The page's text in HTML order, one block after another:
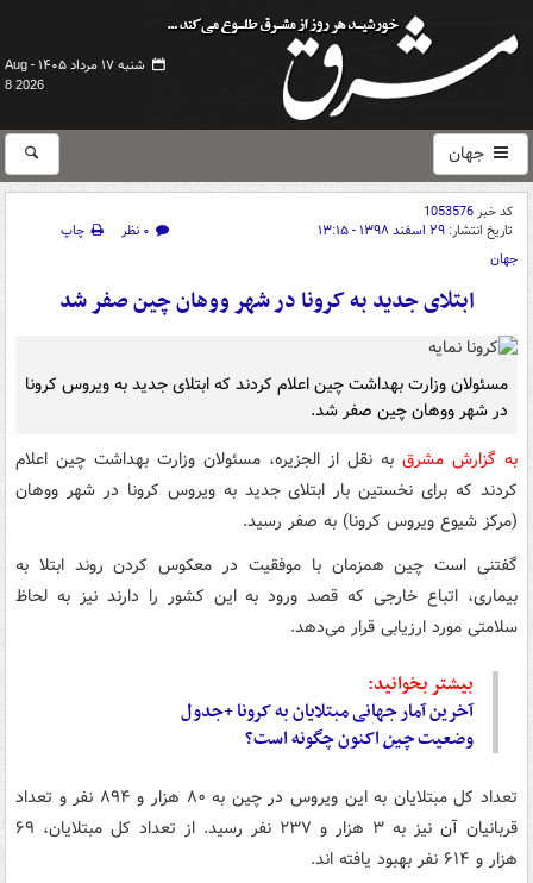
شنبه ۱۷ مرداد ۱۴۰۵ -
Aug
8 2026
جهان
کد خبر1053576
تاریخ انتشار: ۲۹ اسفند ۱۳۹۸ - ۱۳:۱۵ ۰ نظر
چاپ
جهان
ابتلای جدید به کرونا در شهر ووهان چین صفر شد
مسئولان وزارت بهداشت چین اعلام کردند که ابتلای جدید به ویروس کرونا
در شهر ووهان چین صفر شد.
به گزارش مشرق به نقل از الجزیره، مسئولان وزارت بهداشت چین اعلام
کردند که برای نخستین بار ابتلای جدید به ویروس کرونا در شهر ووهان
(مرکز شیوع ویروس کرونا) به صفر رسید.
گفتنی است چین همزمان با موفقیت در معکوس کردن روند ابتلا به
بیماری، اتباع خارجی که قصد ورود به این کشور را دارند نیز به لحاظ
سلامتی مورد ارزیابی قرار می‌دهد.
بیشتر بخوانید:
آخرین آمار جهانی مبتلایان به کرونا +جدول
وضعیتچیناکنون چگونه است؟
تعداد کل مبتلایان به این ویروس در چین به ۸۰ هزار و ۸۹۴ نفر و تعداد
قربانیان آن نیز به ۳ هزار و ۲۳۷ نفر رسید. از تعداد کل مبتلایان، ۶۹
هزار و ۶۱۴ نفر بهبود یافته اند.